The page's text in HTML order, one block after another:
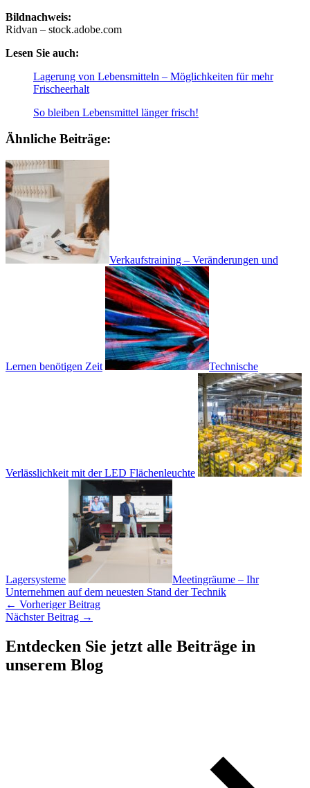
Bildnachweis:
Ridvan – stock.adobe.com
Lesen Sie auch:
Lagerung von Lebensmitteln – Möglichkeiten für mehr
Frischeerhalt
So bleiben Lebensmittel länger frisch!
Ähnliche Beiträge:
Verkaufstraining – Veränderungen und
Lernen benötigen Zeit Technische
Verlässlichkeit mit der LED Flächenleuchte
Lagersysteme
Meetingräume – Ihr
Unternehmen auf dem neuesten Stand der Technik
← Vorheriger Beitrag
Nächster Beitrag →
Entdecken Sie jetzt alle Beiträge in
unserem Blog